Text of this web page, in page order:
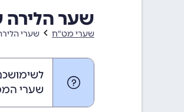
שער הלירה
שערי מט"ח שערי הלירה
שערי